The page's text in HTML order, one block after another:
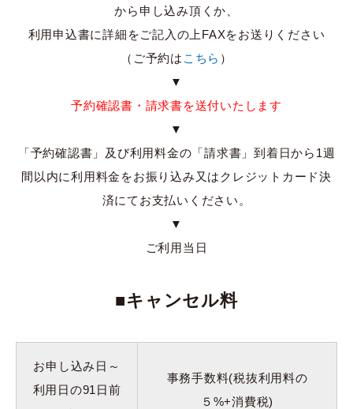
から申し込み頂くか、
利用申込書に詳細をご記入の上FAXをお送りください
（ご予約は こちら ）
▼
予約確認書・請求書を送付いたします
▼
「予約確認書」及び利用料金の「請求書」到着日から1週
間以内に利用料金をお振り込み又はクレジットカード決
済にてお支払いください。
▼
ご利用当日
■キャンセル料
お申し込み日～
利用日の91日前
事務手数料(税抜利用料の
５%+消費税)